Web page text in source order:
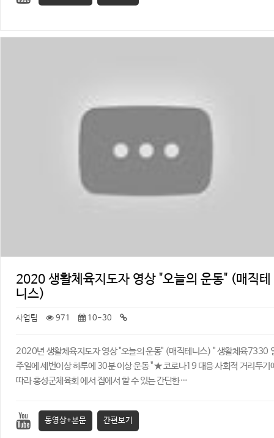
2020 생활체육지도자 영상 "오늘의 운동" (매직테
니스)
사업팀 971 10-30
2020년 생활체육지도자 영상 "오늘의 운동" (매직테니스) ​" 생활체육7330
주일에 세번이상 하루에 30분 이상 운동 " ★ 코로나19 대응 사회적 거리두기
따라 홍성군체육회 에서 집에서 할 수 있는 간단한…
동영상+본문 간편보기